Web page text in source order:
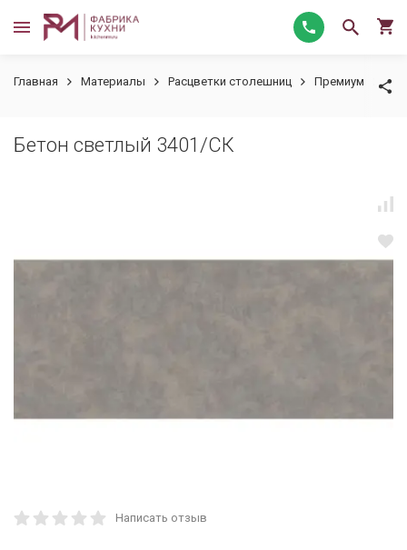
Главная Материалы Расцветки столешниц Премиум
Бетон светлый 3401/СК
Написать отзыв